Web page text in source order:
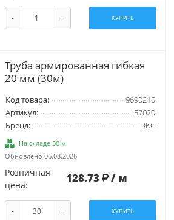
- + КУПИТЬ
Труба армированная гибкая
20 мм (30м)
Код товара:
9690215
Артикул:
57020
Бренд:
DKC
На складе 30 м
Обновлено 06.08.2026
Розничная
цена:
128.73 / м
- + КУПИТЬ